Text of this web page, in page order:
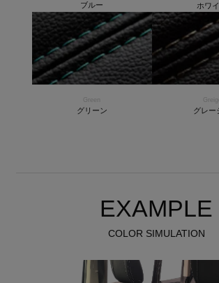
ブルー ホワ
Green
グリーン
Greige
グレー
EXAMPLE
COLOR SIMULATION